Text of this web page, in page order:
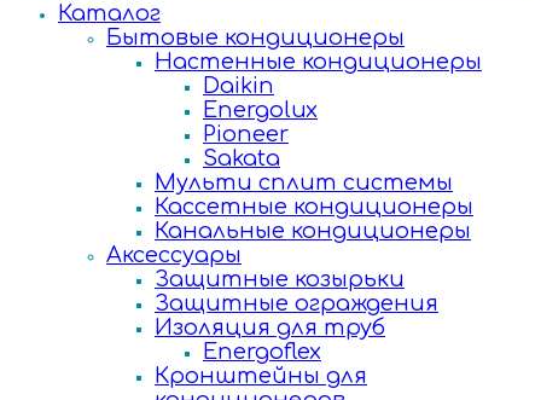
Каталог
Бытовые кондиционеры
Настенные кондиционеры
Daikin
Energolux
Pioneer
Sakata
Мульти сплит системы
Кассетные кондиционеры
Канальные кондиционеры
Аксессуары
Защитные козырьки
Защитные ограждения
Изоляция для труб
Energoflex
Кронштейны для